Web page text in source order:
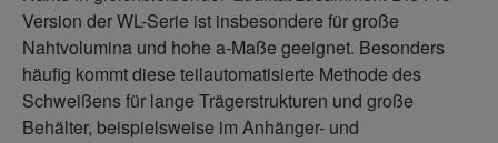
Version der WL-Serie ist insbesondere für große
Nahtvolumina und hohe a-Maße geeignet. Besonders
häufig kommt diese teilautomatisierte Methode des
Schweißens für lange Trägerstrukturen und große
Behälter, beispielsweise im Anhänger- und